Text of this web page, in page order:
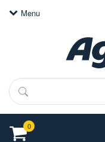
Menu
Hledat
0